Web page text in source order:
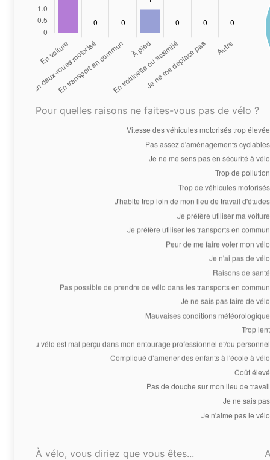
Pour quelles raisons ne faites-vous pas de vélo ?
À vélo, vous diriez que vous êtes...